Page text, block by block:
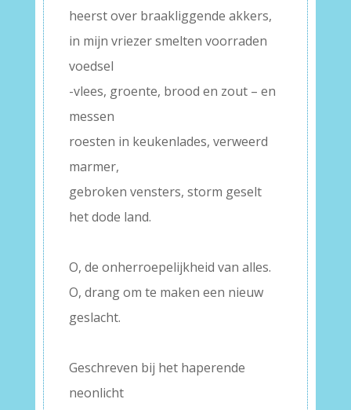
heerst over braakliggende akkers,
in mijn vriezer smelten voorraden
voedsel
-vlees, groente, brood en zout – en
messen
roesten in keukenlades, verweerd
marmer,
gebroken vensters, storm geselt
het dode land.
O, de onherroepelijkheid van alles.
O, drang om te maken een nieuw
geslacht.
Geschreven bij het haperende
neonlicht